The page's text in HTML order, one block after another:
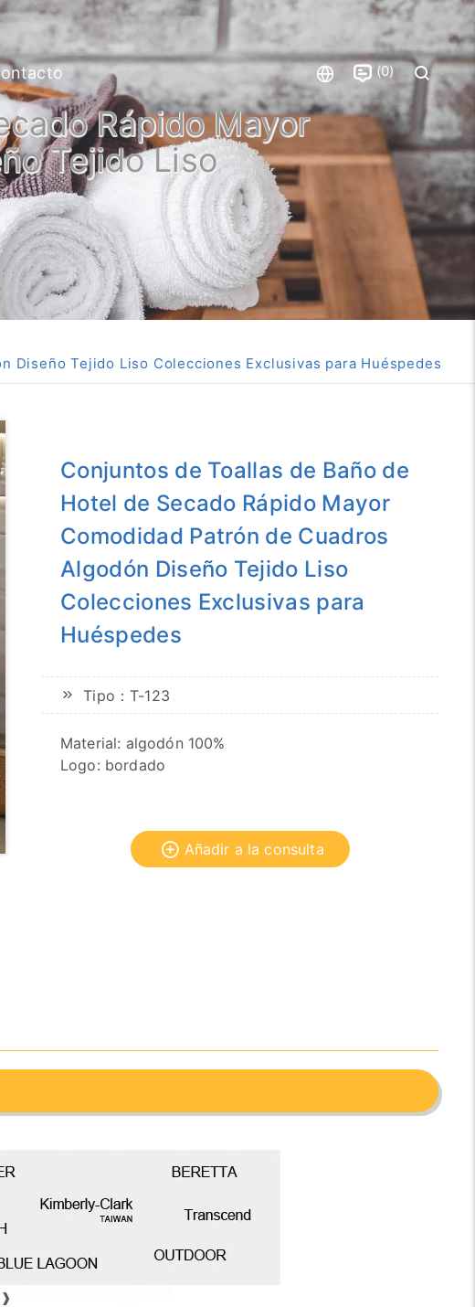
0
Rápido Mayor
Tejido Liso
Diseño Tejido Liso Colecciones Exclusivas para Huéspedes
Conjuntos de Toallas de Baño de
Hotel de Secado Rápido Mayor
Comodidad Patrón de Cuadros
Algodón Diseño Tejido Liso
Colecciones Exclusivas para
Huéspedes
Tipo：T-123
Material: algodón 100%
Logo: bordado
Añadir a la consulta